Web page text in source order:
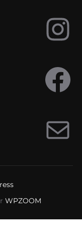
WPZOOM